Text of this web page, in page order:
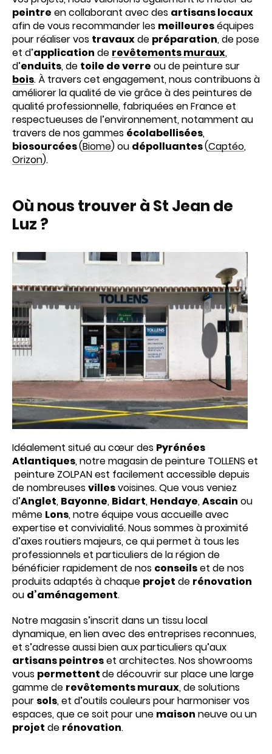
peintre en collaborant avec des artisans locaux
afin de vous recommander les meilleureséquipes
pour réaliser vos travauxde préparation, de pose
et d’application de revêtements muraux,
d’enduits, de toile de verre ou de peinture sur
bois. À travers cet engagement, nous contribuons à
améliorer la qualité de vie grâce à des peintures de
qualité professionnelle, fabriquées en France et
respectueuses de l’environnement, notamment au
travers de nos gammes écolabellisées,
biosourcées(Biome) ou dépolluantes(Captéo,
Orizon).
Où nous trouver à St Jean de
Luz ?
Idéalement situé au cœur des Pyrénées
Atlantiques, notre magasin de peinture TOLLENS et
peinture ZOLPAN est facilement accessible depuis
de nombreusesvillesvoisines. Que vous veniez
d’Anglet, Bayonne, Bidart, Hendaye, Ascain ou
même Lons, notre équipe vous accueille avec
expertise et convivialité. Nous sommes à proximité
d’axes routiers majeurs, ce qui permet à tous les
professionnels et particuliers de la région de
bénéficier rapidement de nos conseilset de nos
produits adaptés à chaque projet de rénovation
ou d’aménagement.
Notre magasin s’inscrit dans un tissu local
dynamique, en lien avec des entreprises reconnues,
et s’adresse aussi bien aux particuliers qu’aux
artisans peintreset architectes. Nos showrooms
vous permettentde découvrir sur place une large
gamme de revêtements muraux, de solutions
pour sols, et d’outils couleurs pour harmoniser vos
espaces, que ce soit pour une maison neuve ou un
projet de rénovation.